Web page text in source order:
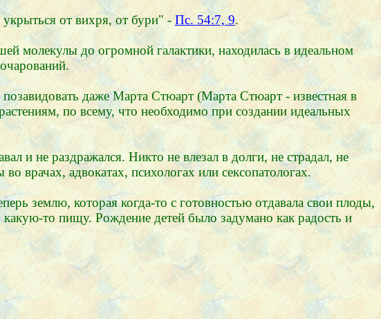
от вихря, от бури" -Пс. 54:7, 9.
молекулы до огромной галактики, находилась в идеальном
даже Марта Стюарт (Марта Стюарт - известная в
по всему, что необходимо при создании идеальных
и не раздражался. Никто не влезал в долги, не страдал, не
врачах, адвокатах, психологах или сексопатологах.
землю, которая когда-то с готовностью отдавала свои плоды,
то пищу. Рождение детей было задумано как радость и